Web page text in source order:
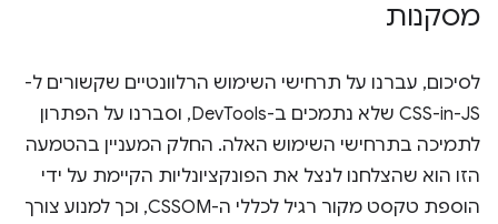
מסקנות
לסיכום, עברנו על תרחישי השימוש הרלוונטיים שקשורים ל-
CSS-in-JS שלא נתמכים ב-DevTools, וסברנו על הפתרון
לתמיכה בתרחישי השימוש האלה. החלק המעניין בהטמעה
הזו הוא שהצלחנו לנצל את הפונקציונליות הקיימת על ידי
הוספת טקסט מקור רגיל לכללי ה-CSSOM, וכך למנוע צורך